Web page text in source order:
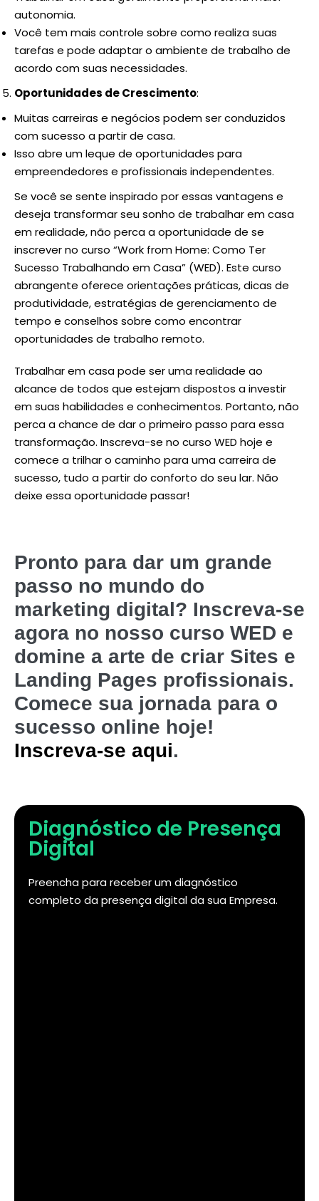
autonomia.
Você tem mais controle sobre como realiza suas
tarefas e pode adaptar o ambiente de trabalho de
acordo com suas necessidades.
Oportunidades de Crescimento:
Muitas carreiras e negócios podem ser conduzidos
com sucesso a partir de casa.
Isso abre um leque de oportunidades para
empreendedores e profissionais independentes.
Se você se sente inspirado por essas vantagens e
deseja transformar seu sonho de trabalhar em casa
em realidade, não perca a oportunidade de se
inscrever no curso “Work from Home: Como Ter
Sucesso Trabalhando em Casa” (WED). Este curso
abrangente oferece orientações práticas, dicas de
produtividade, estratégias de gerenciamento de
tempo e conselhos sobre como encontrar
oportunidades de trabalho remoto.
Trabalhar em casa pode ser uma realidade ao
alcance de todos que estejam dispostos a investir
em suas habilidades e conhecimentos. Portanto, não
perca a chance de dar o primeiro passo para essa
transformação. Inscreva-se no curso WED hoje e
comece a trilhar o caminho para uma carreira de
sucesso, tudo a partir do conforto do seu lar. Não
deixe essa oportunidade passar!
Pronto para dar um grande
passo no mundo do
marketing digital? Inscreva-se
agora no nosso curso WED e
domine a arte de criar Sites e
Landing Pages profissionais.
Comece sua jornada para o
sucesso online hoje!
Inscreva-se aqui.
Diagnóstico de Presença
Digital
Preencha para receber um diagnóstico
completo da presença digital da sua Empresa.